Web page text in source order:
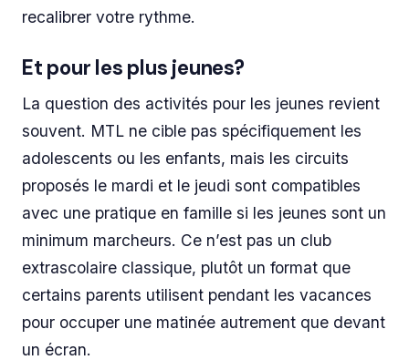
recalibrer votre rythme.
Et pour les plus jeunes?
La question des activités pour les jeunes revient
souvent. MTL ne cible pas spécifiquement les
adolescents ou les enfants, mais les circuits
proposés le mardi et le jeudi sont compatibles
avec une pratique en famille si les jeunes sont un
minimum marcheurs. Ce n’est pas un club
extrascolaire classique, plutôt un format que
certains parents utilisent pendant les vacances
pour occuper une matinée autrement que devant
un écran.